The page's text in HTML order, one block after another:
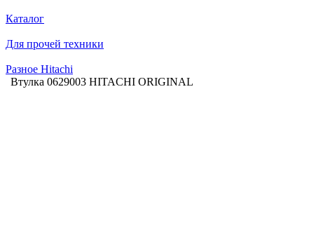
Каталог
Для прочей техники
Разное Hitachi
Втулка 0629003 HITACHI ORIGINAL